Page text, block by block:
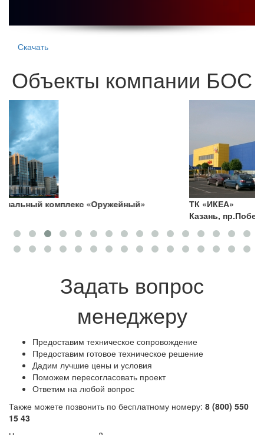
Скачать
Объекты компании БОС
ТК «ИКЕА»
Задать вопрос
менеджеру
Предоставим техническое сопровождение
Предоставим готовое техническое решение
Дадим лучшие цены и условия
Поможем пересогласовать проект
Ответим на любой вопрос
Также можете позвонить по бесплатному номеру: 8 (800) 550
15 43